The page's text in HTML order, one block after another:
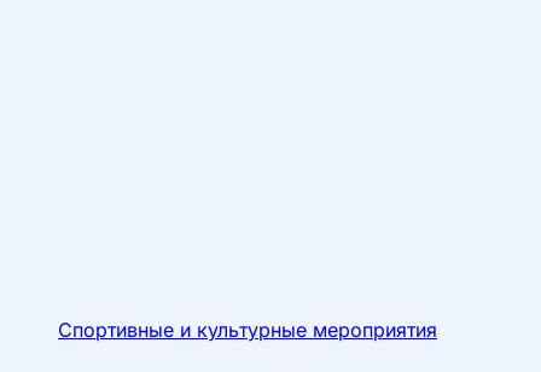
Спортивные и культурные мероприятия